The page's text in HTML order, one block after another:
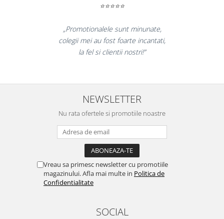
Accesorii localizare (FindMy)
Standuri PC si suporturi
Tehnica si mobilier pentru birou
Laminatoare
Folii laminare
⭐⭐⭐⭐⭐
„Promotionalele sunt minunate,
colegii mei au fost foarte incantati,
la fel si clientii nostri!”
NEWSLETTER
Nu rata ofertele si promotiile noastre
Vreau sa primesc newsletter cu promotiile
magazinului. Afla mai multe in Politica de
Confidentialitate
SOCIAL